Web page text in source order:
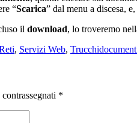
“Scarica” dal menu a discesa,
il download, lo troveremo
, Servizi Web, TrucchiTag
*